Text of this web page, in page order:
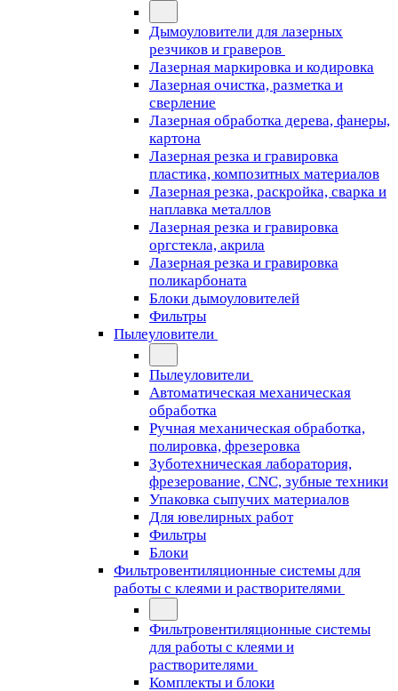
Дымоуловители для лазерных
резчиков и граверов
Лазерная маркировка и кодировка
Лазерная очистка, разметка и
сверление
Лазерная обработка дерева, фанеры,
картона
Лазерная резка и гравировка
пластика, композитных материалов
Лазерная резка, раскройка, сварка и
наплавка металлов
Лазерная резка и гравировка
оргстекла, акрила
Лазерная резка и гравировка
поликарбоната
Блоки дымоуловителей
Фильтры
Пылеуловители
Пылеуловители
Автоматическая механическая
обработка
Ручная механическая обработка,
полировка, фрезеровка
Зуботехническая лаборатория,
фрезерование, CNC, зубные техники
Упаковка сыпучих материалов
Для ювелирных работ
Фильтры
Блоки
Фильтровентиляционные системы для
работы с клеями и растворителями
Фильтровентиляционные системы
для работы с клеями и
растворителями
Комплекты и блоки